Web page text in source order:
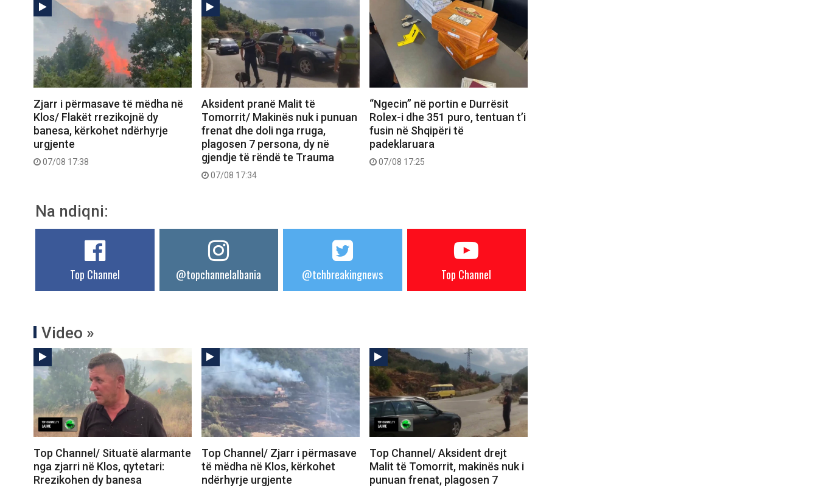
Zjarr i përmasave të mëdha në
Klos/ Flakët rrezikojnë dy
banesa, kërkohet ndërhyrje
urgjente
07/08 17:38
Aksident pranë Malit të
Tomorrit/ Makinës nuk i punuan
frenat dhe doli nga rruga,
plagosen 7 persona, dy në
gjendje të rëndë te Trauma
07/08 17:34
“Ngecin” në portin e Durrësit
Rolex-i dhe 351 puro, tentuan t’i
fusin në Shqipëri të
padeklaruara
07/08 17:25
Na ndiqni:
Top Channel @topchannelalbania @tchbreakingnews Top Channel
Video »
Top Channel/ Situatë alarmante
nga zjarri në Klos, qytetari:
Rrezikohen dy banesa
Top Channel/ Zjarr i përmasave
të mëdha në Klos, kërkohet
ndërhyrje urgjente
Top Channel/ Aksident drejt
Malit të Tomorrit, makinës nuk i
punuan frenat, plagosen 7